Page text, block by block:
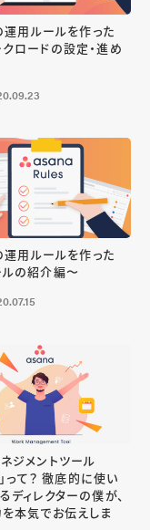
用ルールを作った
ロードの設定・進め
用ルールを作った
の紹介編〜
ジメントツール
って？ 徹底的に使い
ディレクターの僕が、
本気でお伝えしま